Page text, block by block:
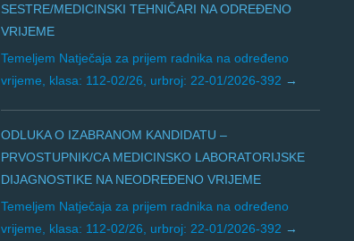
SESTRE/MEDICINSKI TEHNIČARI NA ODREĐENO
VRIJEME
Temeljem Natječaja za prijem radnika na određeno
vrijeme, klasa: 112-02/26, urbroj: 22-01/2026-392
ODLUKA O IZABRANOM KANDIDATU –
PRVOSTUPNIK/CA MEDICINSKO LABORATORIJSKE
DIJAGNOSTIKE NA NEODREĐENO VRIJEME
Temeljem Natječaja za prijem radnika na određeno
vrijeme, klasa: 112-02/26, urbroj: 22-01/2026-392